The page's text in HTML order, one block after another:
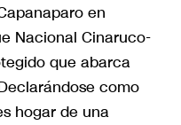
en
Nacional Cinaruco-
que abarca
como
hogar de una